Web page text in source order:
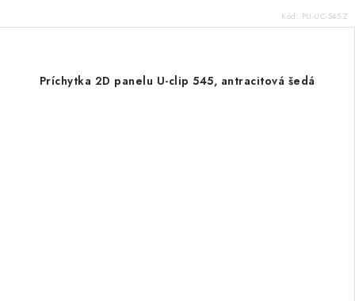
Kód: PU-UC-545-Z
Príchytka 2D panelu U-clip 545, antracitová šedá